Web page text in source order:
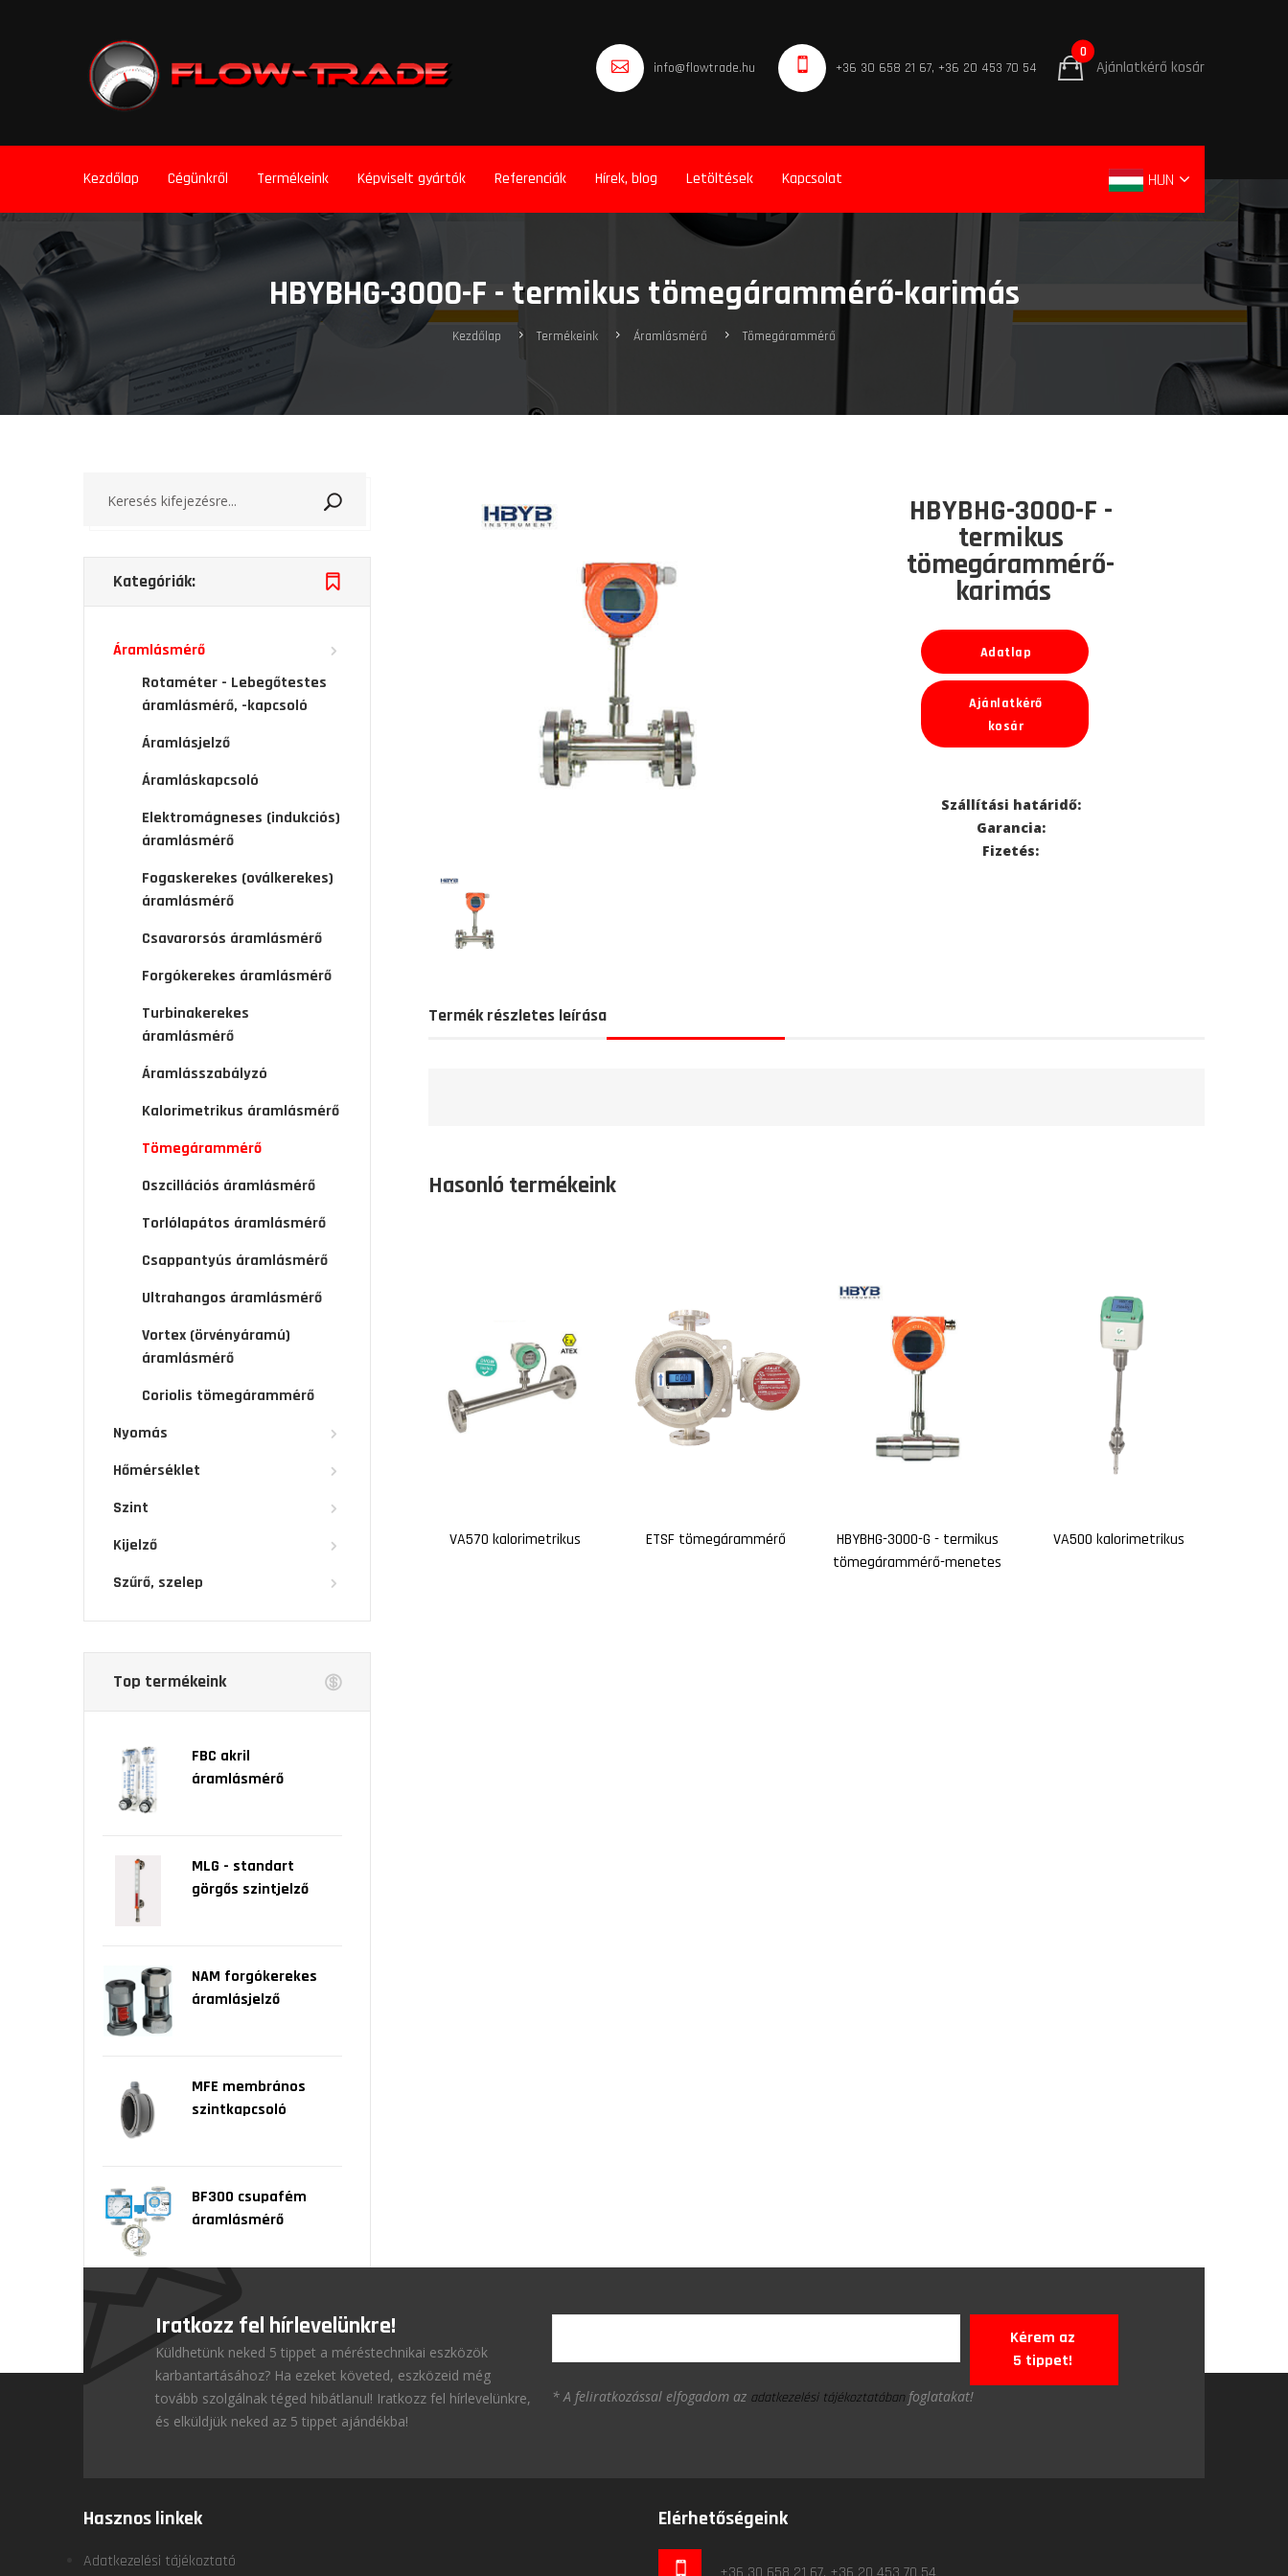
info@flowtrade.hu +36 30 658 21 67, +36 20 453 70 54 Ajánlatkérő kosár
0
Kezdőlap Cégünkről Termékeink Képviselt gyártók Referenciák Hírek, blog Letöltések Kapcsolat HUN
HBYBHG-3000-F - termikus tömegárammérő-karimás
Kezdőlap Termékeink Áramlásmérő Tömegárammérő
HBYBHG-3000-F -
termikus
tömegárammérő-
karimás
Adatlap
Ajánlatkérő
kosár
Szállítási határidő:
Garancia:
Fizetés:
Termék részletes leírása
Hasonló termékeink
VA570 kalorimetrikus ETSF tömegárammérő
HBYBHG-3000-G - termikus
tömegárammérő-menetes
VA500 kalorimetrikus
Kategóriák:
Áramlásmérő
Rotaméter - Lebegőtestes
áramlásmérő, -kapcsoló
Áramlásjelző
Áramláskapcsoló
Elektromágneses (indukciós)
áramlásmérő
Fogaskerekes (oválkerekes)
áramlásmérő
Csavarorsós áramlásmérő
Forgókerekes áramlásmérő
Turbinakerekes
áramlásmérő
Áramlásszabályzó
Kalorimetrikus áramlásmérő
Tömegárammérő
Oszcillációs áramlásmérő
Torlólapátos áramlásmérő
Csappantyús áramlásmérő
Ultrahangos áramlásmérő
Vortex (örvényáramú)
áramlásmérő
Coriolis tömegárammérő
Nyomás
Hőmérséklet
Szint
Kijelző
Szűrő, szelep
Top termékeink
FBC akril
áramlásmérő
MLG - standart
görgős szintjelző
NAM forgókerekes
áramlásjelző
MFE membrános
szintkapcsoló
BF300 csupafém
áramlásmérő
Iratkozz fel hírlevelünkre!
Küldhetünk neked 5 tippet a méréstechnikai eszközök
karbantartásához? Ha ezeket követed, eszközeid még
tovább szolgálnak téged hibátlanul! Iratkozz fel hírlevelünkre,
és elküldjük neked az 5 tippet ajándékba!
Kérem az
5 tippet!
* A feliratkozással elfogadom az adatkezelési tájékoztatóbanfoglatakat!
Hasznos linkek
Adatkezelési tájékoztató
Elérhetőségeink